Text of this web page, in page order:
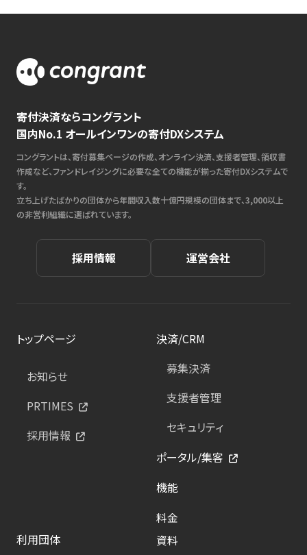
寄付決済ならコングラント
国内No.1 オールインワンの寄付DXシステム
コングラントは、寄付募集ページの作成、オンライン決済、支援者管理、領収書
作成など、ファンドレイジングに必要な全ての機能が揃った寄付DXシステムで
す。
立ち上げたばかりの団体から年間収入数十億円規模の団体まで、3,000以上
の非営利組織に選ばれています。
採用情報 運営会社
トップページ
お知らせ
PRTIMES
採用情報
決済/CRM
募集決済
支援者管理
セキュリティ
ポータル/集客
機能
料金
利用団体
資料